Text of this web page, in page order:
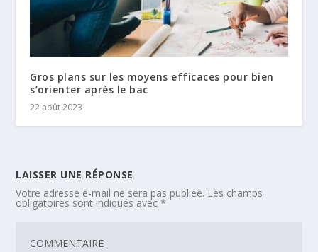
Gros plans sur les moyens efficaces pour bien
s’orienter après le bac
22 août 2023
LAISSER UNE RÉPONSE
Votre adresse e-mail ne sera pas publiée. Les champs
obligatoires sont indiqués avec*